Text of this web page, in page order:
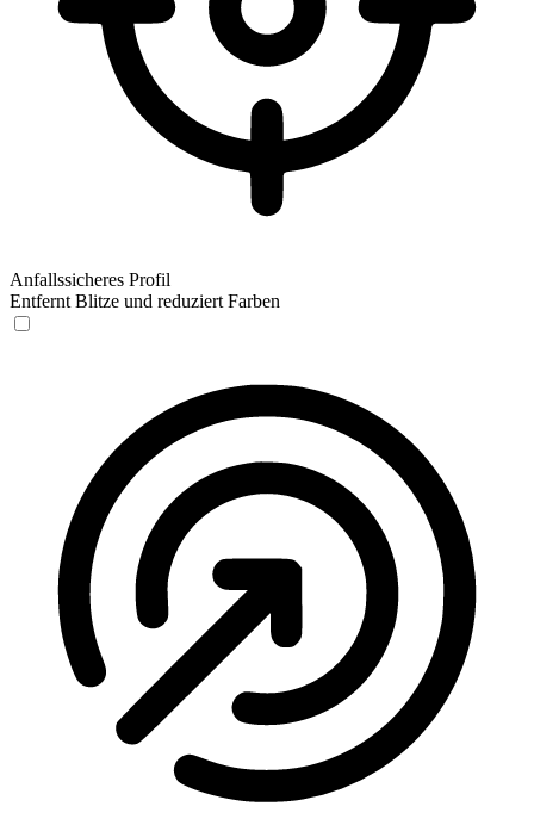
Anfallssicheres Profil
Entfernt Blitze und reduziert Farben